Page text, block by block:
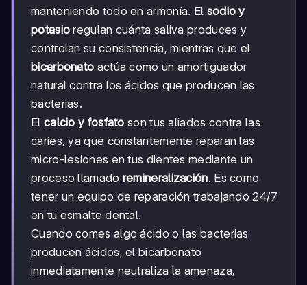
manteniendo todo en armonía. El sodio y
potasio regulan cuánta saliva produces y
controlan su consistencia, mientras que el
bicarbonato actúa como un amortiguador
natural contra los ácidos que producen las
bacterias.
El calcio y fosfato son tus aliados contra las
caries, ya que constantemente reparan las
micro-lesiones en tus dientes mediante un
proceso llamado remineralización. Es como
tener un equipo de reparación trabajando 24/7
en tu esmalte dental.
Cuando comes algo ácido o las bacterias
producen ácidos, el bicarbonato
inmediatamente neutraliza la amenaza,